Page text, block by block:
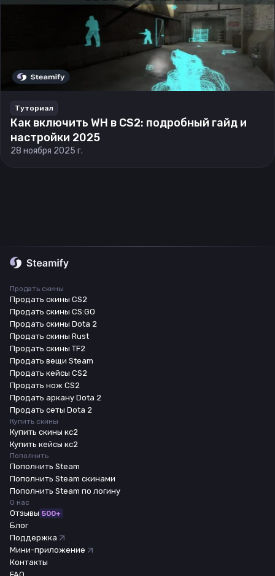
Туториал
Как включить WH в CS2: подробный гайд и
настройки 2025
28 ноября 2025 г.
Продать скины
Продать скины CS2
Продать скины CS:GO
Продать скины Dota 2
Продать скины Rust
Продать скины TF2
Продать вещи Steam
Продать кейсы CS2
Продать нож CS2
Продать аркану Dota 2
Продать сеты Dota 2
Купить скины
Купить скины кс2
Купить кейсы кс2
Пополнить
Пополнить Steam
Пополнить Steam скинами
Пополнить Steam по логину
О нас
Отзывы 500+
Блог
Поддержка
Мини-приложение
Контакты